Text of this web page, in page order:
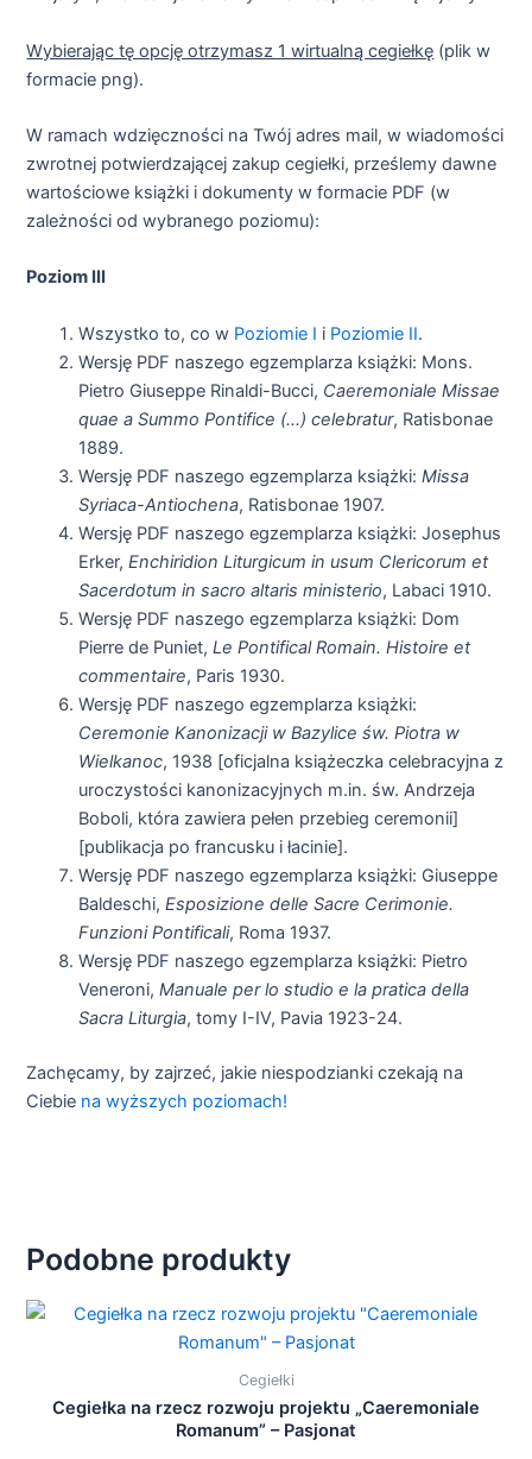
Wybierając tę opcję otrzymasz 1 wirtualną cegiełkę (plik w
formacie png).
W ramach wdzięczności na Twój adres mail, w wiadomości
zwrotnej potwierdzającej zakup cegiełki, prześlemy dawne
wartościowe książki i dokumenty w formacie PDF (w
zależności od wybranego poziomu):
Poziom III
Wszystko to, co w Poziomie I i Poziomie II.
Wersję PDF naszego egzemplarza książki: Mons.
Pietro Giuseppe Rinaldi-Bucci, Caeremoniale Missae
quae a Summo Pontifice (…) celebratur, Ratisbonae
1889.
Wersję PDF naszego egzemplarza książki:Missa
Syriaca-Antiochena, Ratisbonae 1907.
Wersję PDF naszego egzemplarza książki: Josephus
Erker,Enchiridion Liturgicum in usum Clericorum et
Sacerdotum in sacro altaris ministerio, Labaci 1910.
Wersję PDF naszego egzemplarza książki: Dom
Pierre de Puniet,Le Pontifical Romain. Histoire et
commentaire, Paris 1930.
Wersję PDF naszego egzemplarza książki:
Ceremonie Kanonizacji w Bazylice św. Piotra w
Wielkanoc, 1938 [oficjalna książeczka celebracyjna z
uroczystości kanonizacyjnych m.in. św. Andrzeja
Boboli, która zawiera pełen przebieg ceremonii]
[publikacja po francusku i łacinie].
Wersję PDF naszego egzemplarza książki: Giuseppe
Baldeschi,Esposizione delle Sacre Cerimonie.
Funzioni Pontificali, Roma 1937.
Wersję PDF naszego egzemplarza książki: Pietro
Veneroni,Manuale per lo studio e la pratica della
Sacra Liturgia, tomy I-IV, Pavia 1923-24.
Zachęcamy, by zajrzeć, jakie niespodzianki czekają na
Ciebie na wyższych poziomach!
Podobne produkty
Cegiełki
Cegiełka na rzecz rozwoju projektu „Caeremoniale
Romanum” – Pasjonat